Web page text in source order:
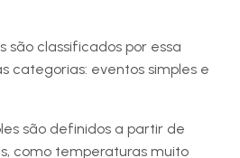
são classificados por essa
categorias: eventos simples e
são definidos a partir de
como temperaturas muito